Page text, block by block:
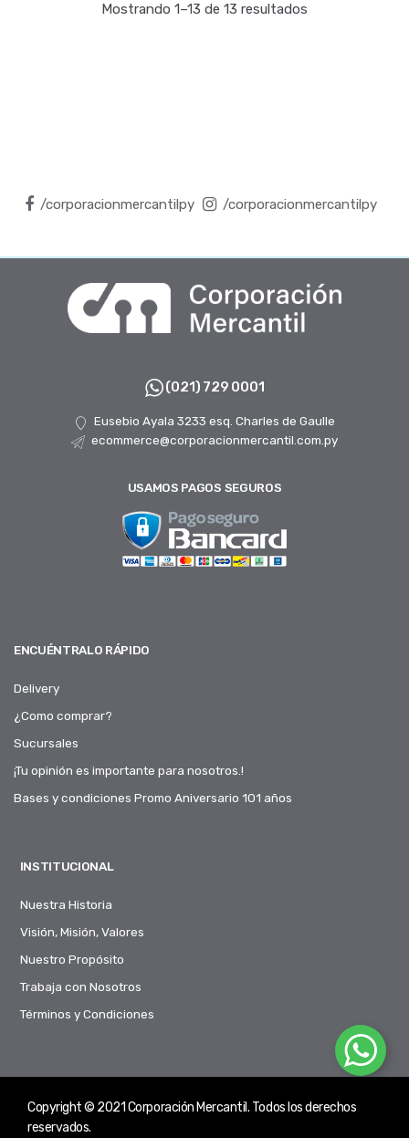
Mostrando 1–13 de 13 resultados
/corporacionmercantilpy /corporacionmercantilpy
(021) 729 0001
Eusebio Ayala 3233 esq. Charles de Gaulle
ecommerce@corporacionmercantil.com.py
USAMOS PAGOS SEGUROS
ENCUÉNTRALO RÁPIDO
Delivery
¿Como comprar?
Sucursales
¡Tu opinión es importante para nosotros.!
Bases y condiciones Promo Aniversario 101 años
INSTITUCIONAL
Nuestra Historia
Visión, Misión, Valores
Nuestro Propósito
Trabaja con Nosotros
Términos y Condiciones
Copyright © 2021 Corporación Mercantil. Todos los derechos
reservados.